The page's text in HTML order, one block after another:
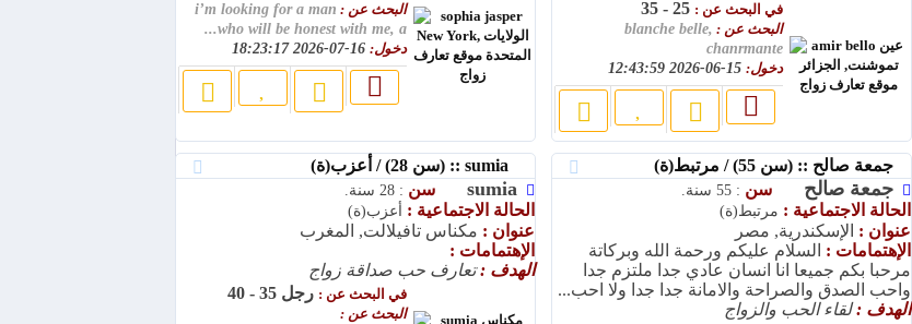
البحث عن : i’m looking for a man
who will be honest with me, a...
دخول:
في البحث عن :
البحث عن : blanche belle,
chanrmante
دخول:
sumia سن : 28 سنة.
الحالة الاجتماعية : أعزب(ة)
عنوان : مكناس تافيلالت, المغرب
الإهتمامات :
الهدف :تعارف حب صداقة زواج
في البحث عن : رجل 35 - 40
البحث عن :
جمعة صالح :: (سن 55) / مرتبط(ة)
جمعة صالح سن : 55 سنة.
الحالة الاجتماعية : مرتبط(ة)
عنوان : الإسكندرية, مصر
الإهتمامات : السلام عليكم ورحمة الله وبركاتة
مرحبا بكم جميعا انا انسان عادي جدا ملتزم جدا
واحب الصدق والصراحة والامانة جدا جدا ولا احب...
الهدف :لقاء الحب والزواج